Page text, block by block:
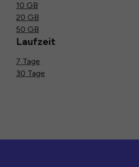
10 GB
20 GB
50 GB
Laufzeit
7 Tage
30 Tage